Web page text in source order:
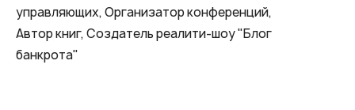
управляющих, Организатор конференций,
Автор книг, Создатель реалити-шоу "Блог
банкрота"